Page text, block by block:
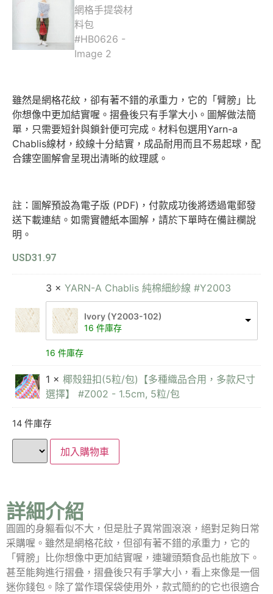
雖然是網格花紋，卻有著不錯的承重力，它的「臂膀」比
你想像中更加結實喔。摺叠後只有手掌大小。圖解做法簡
單，只需要短針與鎖針便可完成。材料包選用Yarn-a
Chablis線材，絞線十分結實，成品耐用而且不易起球，配
合鏤空圖解會呈現出清晰的紋理感。
註：圖解預設為電子版 (PDF)，付款成功後將透過電郵發
送下載連結。如需實體紙本圖解，請於下單時在備註欄說
明。
USD31.97
3 × YARN-A Chablis 純棉細紗線 #Y2003
Ivory (Y2003-102)
16 件庫存
16 件庫存
1 × 椰殼鈕扣(5粒/包)【多種織品合用，多款尺寸
選擇】 #Z002 - 1.5cm, 5粒/包
14 件庫存
加入購物車
詳細介紹
圓圓的身軀看似不大，但是肚子異常圓滾滾，絕對足夠日常
采購喔。雖然是網格花紋，但卻有著不錯的承重力，它的
「臂膀」比你想像中更加結實喔，連罐頭類食品也能放下。
甚至能夠進行摺叠，摺叠後只有手掌大小，看上來像是一個
迷你錢包。除了當作環保袋使用外，款式簡約的它也很適合